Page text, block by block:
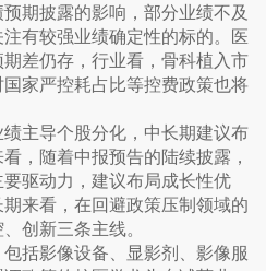
期披露的影响，部分业绩不及
有较强业绩确定性的标的。医
差仍存，行业看，骨科植入市
家严控耗占比等控费政策也将
主导个股分化，中长期建议布
，随着中报预告的陆续披露，
驱动力，建议布局成长性优
来看，在回避政策压制领域的
创新三条主线。
括影像设备、显影剂、影像服